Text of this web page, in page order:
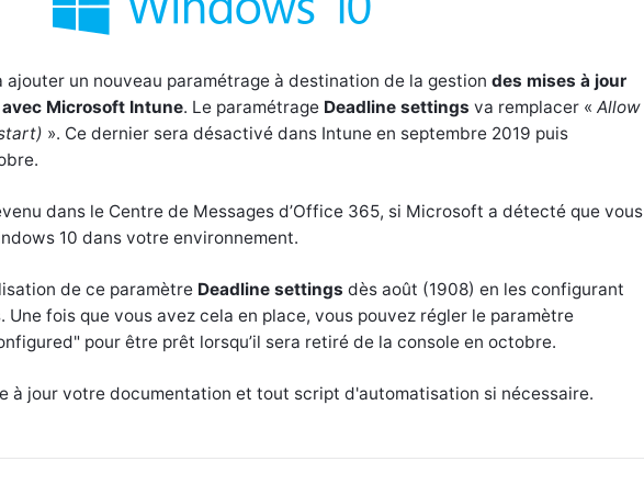
ajouter un nouveau paramétrage à destination de la gestion des mises à jour
Microsoft Intune. Le paramétrage Deadline settings va remplacer « Allow
». Ce dernier sera désactivé dans Intune en septembre 2019 puis
dans le Centre de Messages d’Office 365, si Microsoft a détecté que vous
10 dans votre environnement.
de ce paramètre Deadline settings dès août (1908) en les configurant
Une fois que vous avez cela en place, vous pouvez régler le paramètre
pour être prêt lorsqu’il sera retiré de la console en octobre.
à jour votre documentation et tout script d'automatisation si nécessaire.